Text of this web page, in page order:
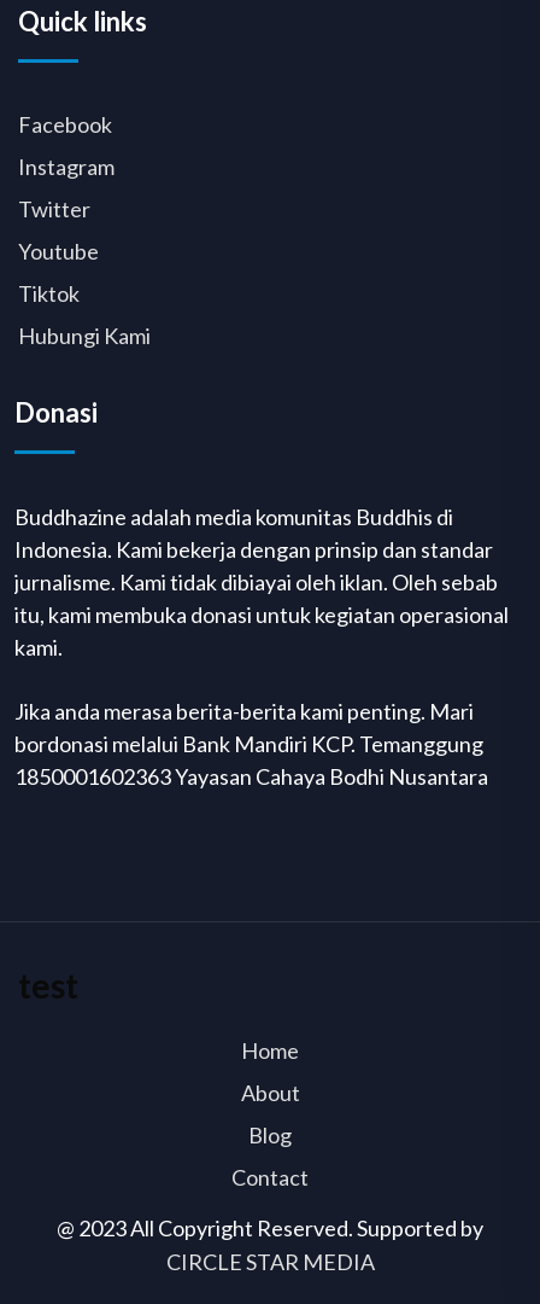
Quick links
Facebook
Instagram
Twitter
Youtube
Tiktok
Hubungi Kami
Donasi
Buddhazine adalah media komunitas Buddhis di
Indonesia. Kami bekerja dengan prinsip dan standar
jurnalisme. Kami tidak dibiayai oleh iklan. Oleh sebab
itu, kami membuka donasi untuk kegiatan operasional
kami.
Jika anda merasa berita-berita kami penting. Mari
bordonasi melalui Bank Mandiri KCP. Temanggung
1850001602363 Yayasan Cahaya Bodhi Nusantara
@ 2023 All Copyright Reserved. Supported by
CIRCLE STAR MEDIA
test
Home
About
Blog
Contact